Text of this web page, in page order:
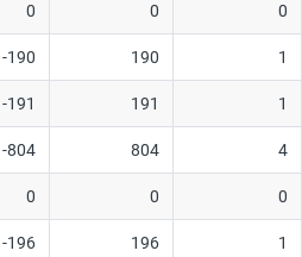
0 0 0
-190 190 1
-191 191 1
-804 804 4
0 0 0
-196 196 1